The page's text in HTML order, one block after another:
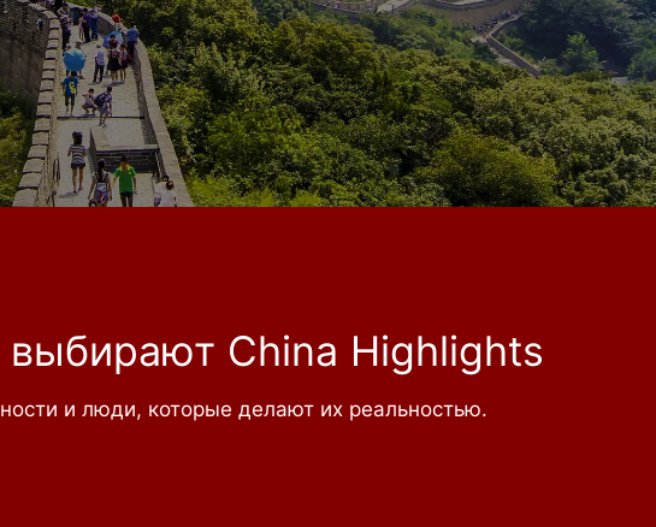
China Highlights
и люди, которые делают их реальностью.